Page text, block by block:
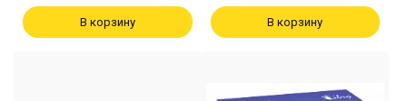
В корзину В корзину